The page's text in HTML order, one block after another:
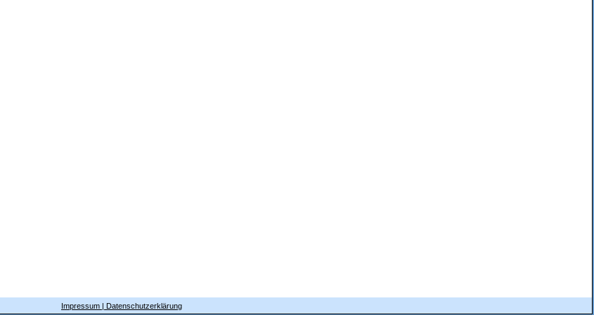
Impressum | Datenschutzerklärung